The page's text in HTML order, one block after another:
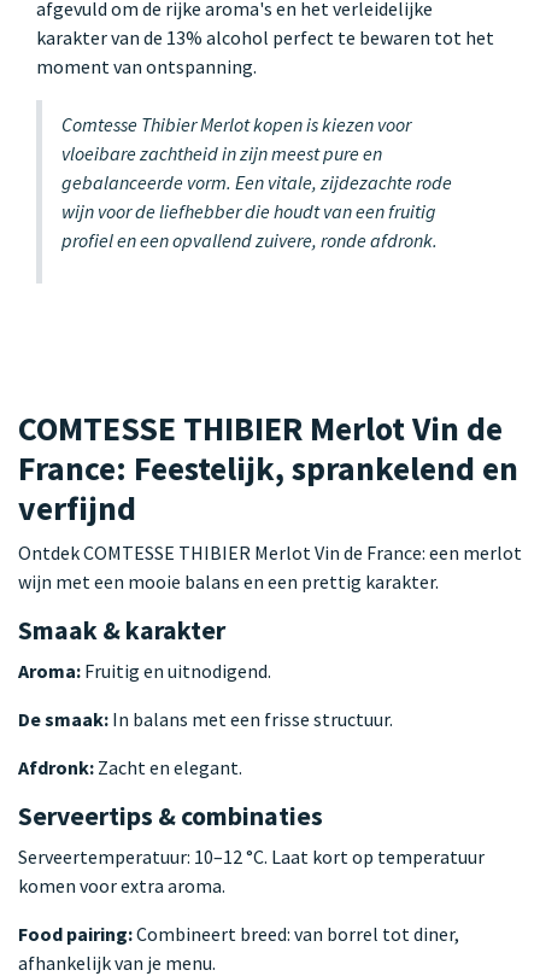
afgevuld om de rijke aroma's en het verleidelijke
karakter van de 13% alcohol perfect te bewaren tot het
moment van ontspanning.
Comtesse Thibier Merlot kopen is kiezen voor
vloeibare zachtheid in zijn meest pure en
gebalanceerde vorm. Een vitale, zijdezachte rode
wijn voor de liefhebber die houdt van een fruitig
profiel en een opvallend zuivere, ronde afdronk.
COMTESSE THIBIER Merlot Vin de
France: Feestelijk, sprankelend en
verfijnd
Ontdek COMTESSE THIBIER Merlot Vin de France: een merlot
wijn met een mooie balans en een prettig karakter.
Smaak & karakter
Aroma: Fruitig en uitnodigend.
De smaak: In balans met een frisse structuur.
Afdronk: Zacht en elegant.
Serveertips & combinaties
Serveertemperatuur: 10–12 °C. Laat kort op temperatuur
komen voor extra aroma.
Food pairing:Combineert breed: van borrel tot diner,
afhankelijk van je menu.